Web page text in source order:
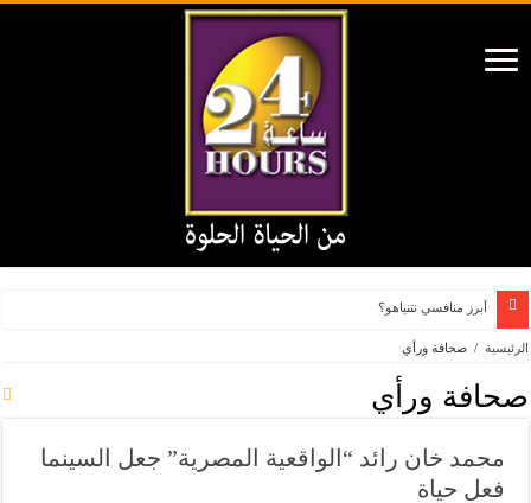
أبرز منافسي نتنياهو؟
الرئيسية / صحافة ورأي
صحافة ورأي
محمد خان رائد “الواقعية المصرية” جعل السينما
فعل حياة